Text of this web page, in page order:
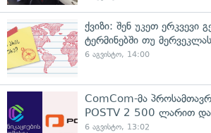
ქვიზი: შენ უკეთ ერკვევი
ტერმინებში თუ
6 აგვისტო, 14:00
ComCom-მა
POSTV 2 500 ლარით
6 აგვისტო, 13:02